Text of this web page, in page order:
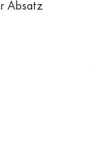
Absatz